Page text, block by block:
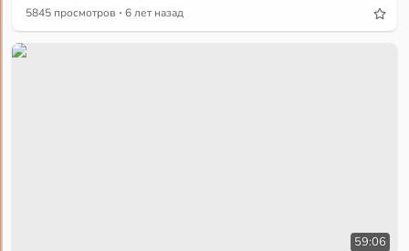
5845 просмотров · 6 лет назад
59:06